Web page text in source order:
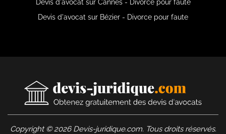
Devis d'avocat sur Cannes - Divorce pour faute
Devis d'avocat sur Bézier - Divorce pour faute
Copyright © 2026 Devis-juridique.com. Tous droits réservés.